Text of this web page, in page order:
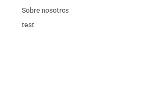
Sobre nosotros
test